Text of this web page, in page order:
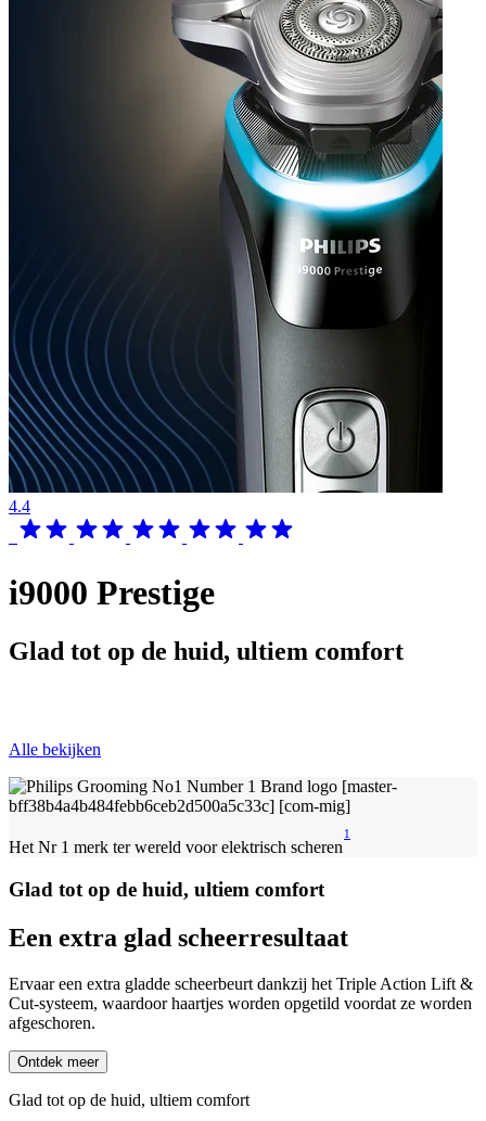
4.4
i9000 Prestige
Glad tot op de huid, ultiem comfort
Alle bekijken
Het Nr 1 merk ter wereld voor elektrisch scheren
1
Glad tot op de huid, ultiem comfort
Een extra glad scheerresultaat
Ervaar een extra gladde scheerbeurt dankzij het Triple Action Lift &
Cut-systeem, waardoor haartjes worden opgetild voordat ze worden
afgeschoren.
Ontdek meer
Glad tot op de huid, ultiem comfort